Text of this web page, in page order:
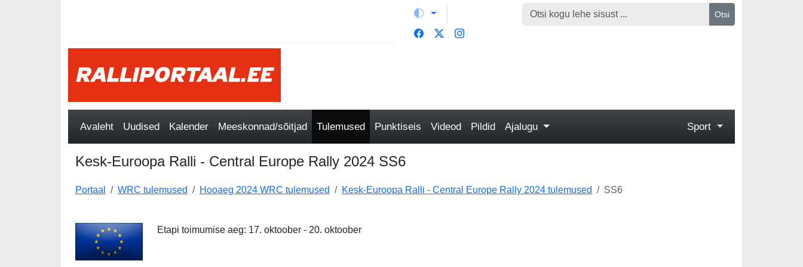
Otsi
Avaleht Uudised Kalender Meeskonnad/sõitjad Tulemused Punktiseis Videod Pildid Ajalugu Sport
Kesk-Euroopa Ralli - Central Europe Rally 2024 SS6
Portaal WRC tulemused Hooaeg 2024 WRC tulemused Kesk-Euroopa Ralli - Central Europe Rally 2024 tulemused SS6
Etapi toimumise aeg: 17. oktoober - 20. oktoober